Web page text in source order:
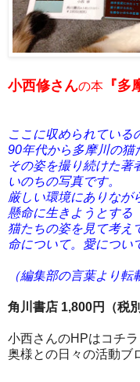
小西修さんの本 『多
ここに収められている
90年代から多摩川の猫
その姿を撮り続けた著
いのちの写真です。
厳しい環境にありなが
懸命に生きようとする
猫たちの姿を見て考え
命について。愛につい
（編集部の言葉より転
角川書店 1,800円（税別
小西さんのHPはコチ
奥様との日々の活動ブ